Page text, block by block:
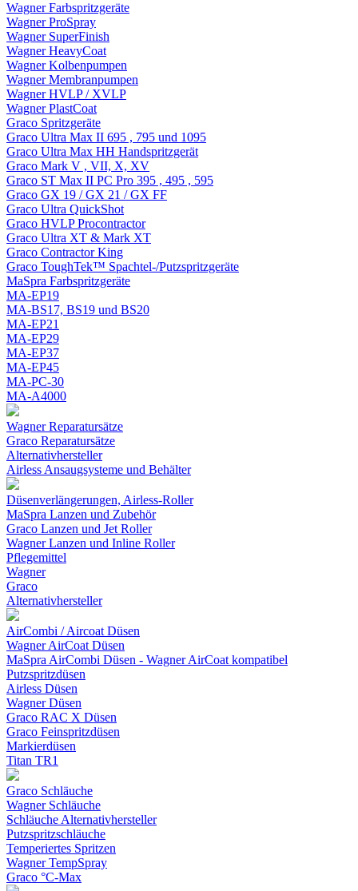
Wagner Farbspritzgeräte
Wagner ProSpray
Wagner SuperFinish
Wagner HeavyCoat
Wagner Kolbenpumpen
Wagner Membranpumpen
Wagner HVLP / XVLP
Wagner PlastCoat
Graco Spritzgeräte
Graco Ultra Max II 695 , 795 und 1095
Graco Ultra Max HH Handspritzgerät
Graco Mark V , VII, X, XV
Graco ST Max II PC Pro 395 , 495 , 595
Graco GX 19 / GX 21 / GX FF
Graco Ultra QuickShot
Graco HVLP Procontractor
Graco Ultra XT & Mark XT
Graco Contractor King
Graco ToughTek™ Spachtel-/Putzspritzgeräte
MaSpra Farbspritzgeräte
MA-EP19
MA-BS17, BS19 und BS20
MA-EP21
MA-EP29
MA-EP37
MA-EP45
MA-PC-30
MA-A4000
Wagner Reparatursätze
Graco Reparatursätze
Alternativhersteller
Airless Ansaugsysteme und Behälter
Düsenverlängerungen, Airless-Roller
MaSpra Lanzen und Zubehör
Graco Lanzen und Jet Roller
Wagner Lanzen und Inline Roller
Pflegemittel
Wagner
Graco
Alternativhersteller
AirCombi / Aircoat Düsen
Wagner AirCoat Düsen
MaSpra AirCombi Düsen - Wagner AirCoat kompatibel
Putzspritzdüsen
Airless Düsen
Wagner Düsen
Graco RAC X Düsen
Graco Feinspritzdüsen
Markierdüsen
Titan TR1
Graco Schläuche
Wagner Schläuche
Schläuche Alternativhersteller
Putzspritzschläuche
Temperiertes Spritzen
Wagner TempSpray
Graco °C-Max